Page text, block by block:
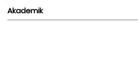
Akademik